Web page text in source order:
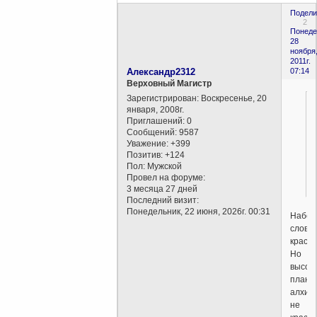
2
28
ноября,
2011г.
07:14
Александр2312
Верховный Магистр
Зарегистрирован: Воскресенье, 20
января, 2008г.
Приглашений: 0
Сообщений: 9587
Уважение: +399
Позитив: +124
Пол: Мужской
Провел на форуме:
3 месяца 27 дней
Последний визит:
Понедельник, 22 июня, 2026г. 00:31
Набор
слов
Но
планку
не